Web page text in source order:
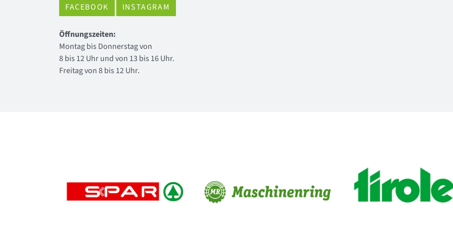
FACEBOOK INSTAGRAM
Öffnungszeiten:
Montag bis Donnerstag von
8 bis 12 Uhr und von 13 bis 16 Uhr.
Freitag von 8 bis 12 Uhr.
Previous